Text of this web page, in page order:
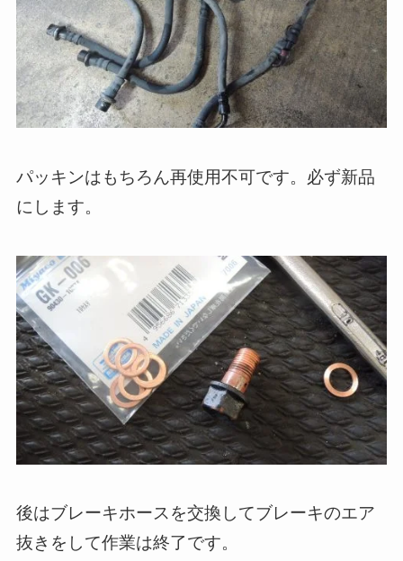
パッキンはもちろん再使用不可です。必ず新品
にします。
後はブレーキホースを交換してブレーキのエア
抜きをして作業は終了です。